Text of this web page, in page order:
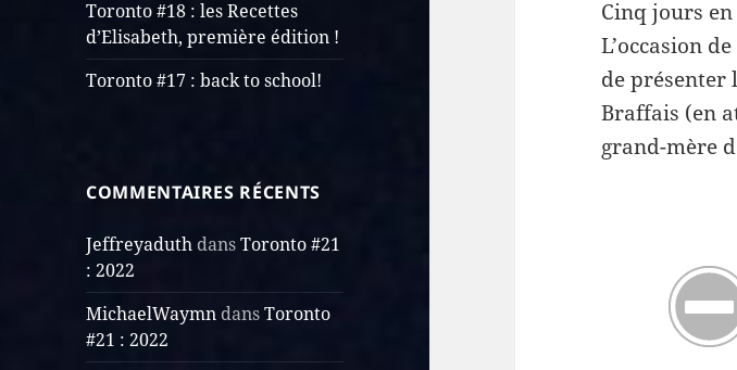
Toronto #18 : les Recettes
d’Elisabeth, première édition !
Toronto #17 : back to school!
COMMENTAIRES RÉCENTS
Jeffreyaduth dansToronto #21
: 2022
MichaelWaymn dansToronto
#21 : 2022
Cinq jours
L’occasion
de présenter
Braffais (en
grand-mère